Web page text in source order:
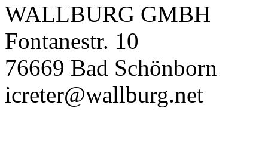
WALLBURG GMBH
Fontanestr. 10
76669 Bad Schönborn
icreter@wallburg.net